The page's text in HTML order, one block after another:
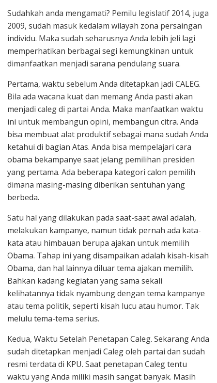
Sudahkah anda mengamati? Pemilu legislatif 2014, juga
2009, sudah masuk kedalam wilayah zona persaingan
individu. Maka sudah seharusnya Anda lebih jeli lagi
memperhatikan berbagai segi kemungkinan untuk
dimanfaatkan menjadi sarana pendulang suara.
Pertama, waktu sebelum Anda ditetapkan jadi CALEG.
Bila ada wacana kuat dan memang Anda pasti akan
menjadi caleg di partai Anda. Maka manfaatkan waktu
ini untuk membangun opini, membangun citra. Anda
bisa membuat alat produktif sebagai mana sudah Anda
ketahui di bagian Atas. Anda bisa mempelajari cara
obama bekampanye saat jelang pemilihan presiden
yang pertama. Ada beberapa kategori calon pemilih
dimana masing-masing diberikan sentuhan yang
berbeda.
Satu hal yang dilakukan pada saat-saat awal adalah,
melakukan kampanye, namun tidak pernah ada kata-
kata atau himbauan berupa ajakan untuk memilih
Obama. Tahap ini yang disampaikan adalah kisah-kisah
Obama, dan hal lainnya diluar tema ajakan memilih.
Bahkan kadang kegiatan yang sama sekali
kelihatannya tidak nyambung dengan tema kampanye
atau tema politik, seperti kisah lucu atau humor. Tak
melulu tema-tema serius.
Kedua, Waktu Setelah Penetapan Caleg. Sekarang Anda
sudah ditetapkan menjadi Caleg oleh partai dan sudah
resmi terdata di KPU. Saat penetapan Caleg tentu
waktu yang Anda miliki masih sangat banyak. Masih